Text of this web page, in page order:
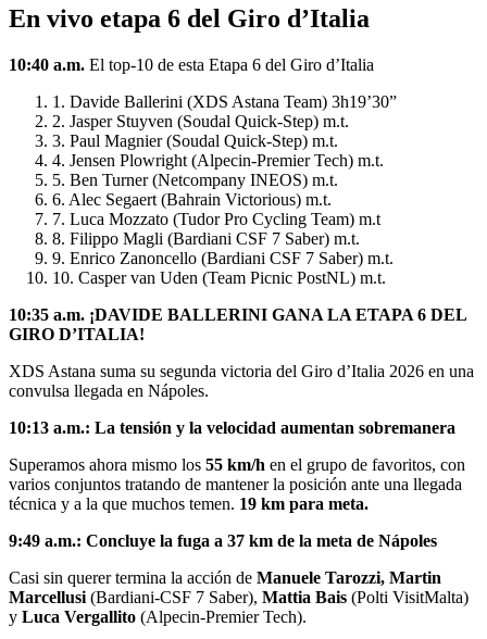
En vivo etapa 6 del Giro d’Italia
10:40 a.m. El top-10 de esta Etapa 6 del Giro d’Italia
1. Davide Ballerini (XDS Astana Team) 3h19’30”
2. Jasper Stuyven (Soudal Quick-Step) m.t.
3. Paul Magnier (Soudal Quick-Step) m.t.
4. Jensen Plowright (Alpecin-Premier Tech) m.t.
5. Ben Turner (Netcompany INEOS) m.t.
6. Alec Segaert (Bahrain Victorious) m.t.
7. Luca Mozzato (Tudor Pro Cycling Team) m.t
8. Filippo Magli (Bardiani CSF 7 Saber) m.t.
9. Enrico Zanoncello (Bardiani CSF 7 Saber) m.t.
10. Casper van Uden (Team Picnic PostNL) m.t.
10:35 a.m. ¡DAVIDE BALLERINI GANA LA ETAPA 6 DEL
GIRO D’ITALIA!
XDS Astana suma su segunda victoria del Giro d’Italia 2026 en una
convulsa llegada en Nápoles.
10:13 a.m.: La tensión y la velocidad aumentan sobremanera
Superamos ahora mismo los 55 km/h en el grupo de favoritos, con
varios conjuntos tratando de mantener la posición ante una llegada
técnica y a la que muchos temen. 19 km para meta.
9:49 a.m.: Concluye la fuga a 37 km de la meta de Nápoles
Casi sin querer termina la acción de Manuele Tarozzi, Martin
Marcellusi (Bardiani-CSF 7 Saber), Mattia Bais (Polti VisitMalta)
y Luca Vergallito (Alpecin-Premier Tech).